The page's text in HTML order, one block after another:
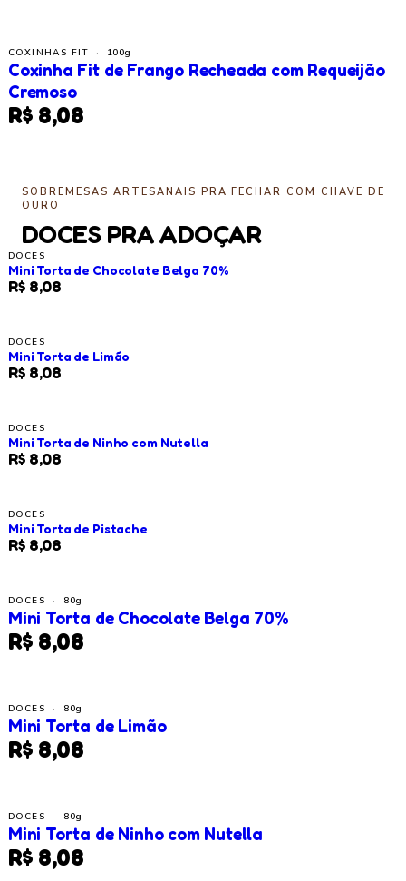
COXINHAS FIT · 100g
Coxinha Fit de Frango Recheada com Requeijão
Cremoso
R$ 8,08
SOBREMESAS ARTESANAIS PRA FECHAR COM CHAVE DE
OURO
DOCES PRA ADOÇAR
DOCES
Mini Torta de Chocolate Belga 70%
R$ 8,08
DOCES
Mini Torta de Limão
R$ 8,08
DOCES
Mini Torta de Ninho com Nutella
R$ 8,08
DOCES
Mini Torta de Pistache
R$ 8,08
DOCES · 80g
Mini Torta de Chocolate Belga 70%
R$ 8,08
DOCES · 80g
Mini Torta de Limão
R$ 8,08
DOCES · 80g
Mini Torta de Ninho com Nutella
R$ 8,08